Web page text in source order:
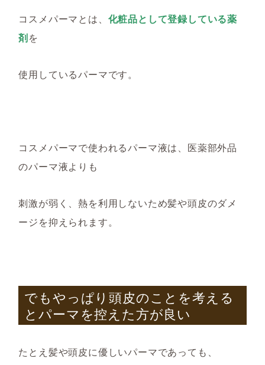
コスメパーマとは、 化粧品として登録している薬
剤を
使用しているパーマです。
コスメパーマで使われるパーマ液は、医薬部外品
のパーマ液よりも
刺激が弱く、熱を利用しないため髪や頭皮のダメ
ージを抑えられます。
でもやっぱり頭皮のことを考える
とパーマを控えた方が良い
たとえ 髪や頭皮に優しいパーマであっても、